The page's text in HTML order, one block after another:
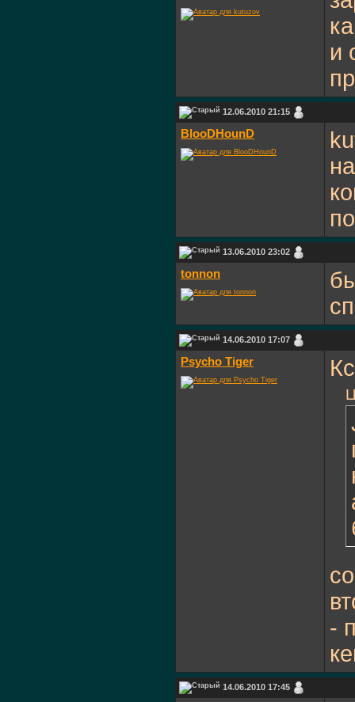
и
12.06.2010 21:15
BlooDHounD
13.06.2010 23:02
tonnon
14.06.2010 17:07
Psycho Tiger
-
14.06.2010 17:45